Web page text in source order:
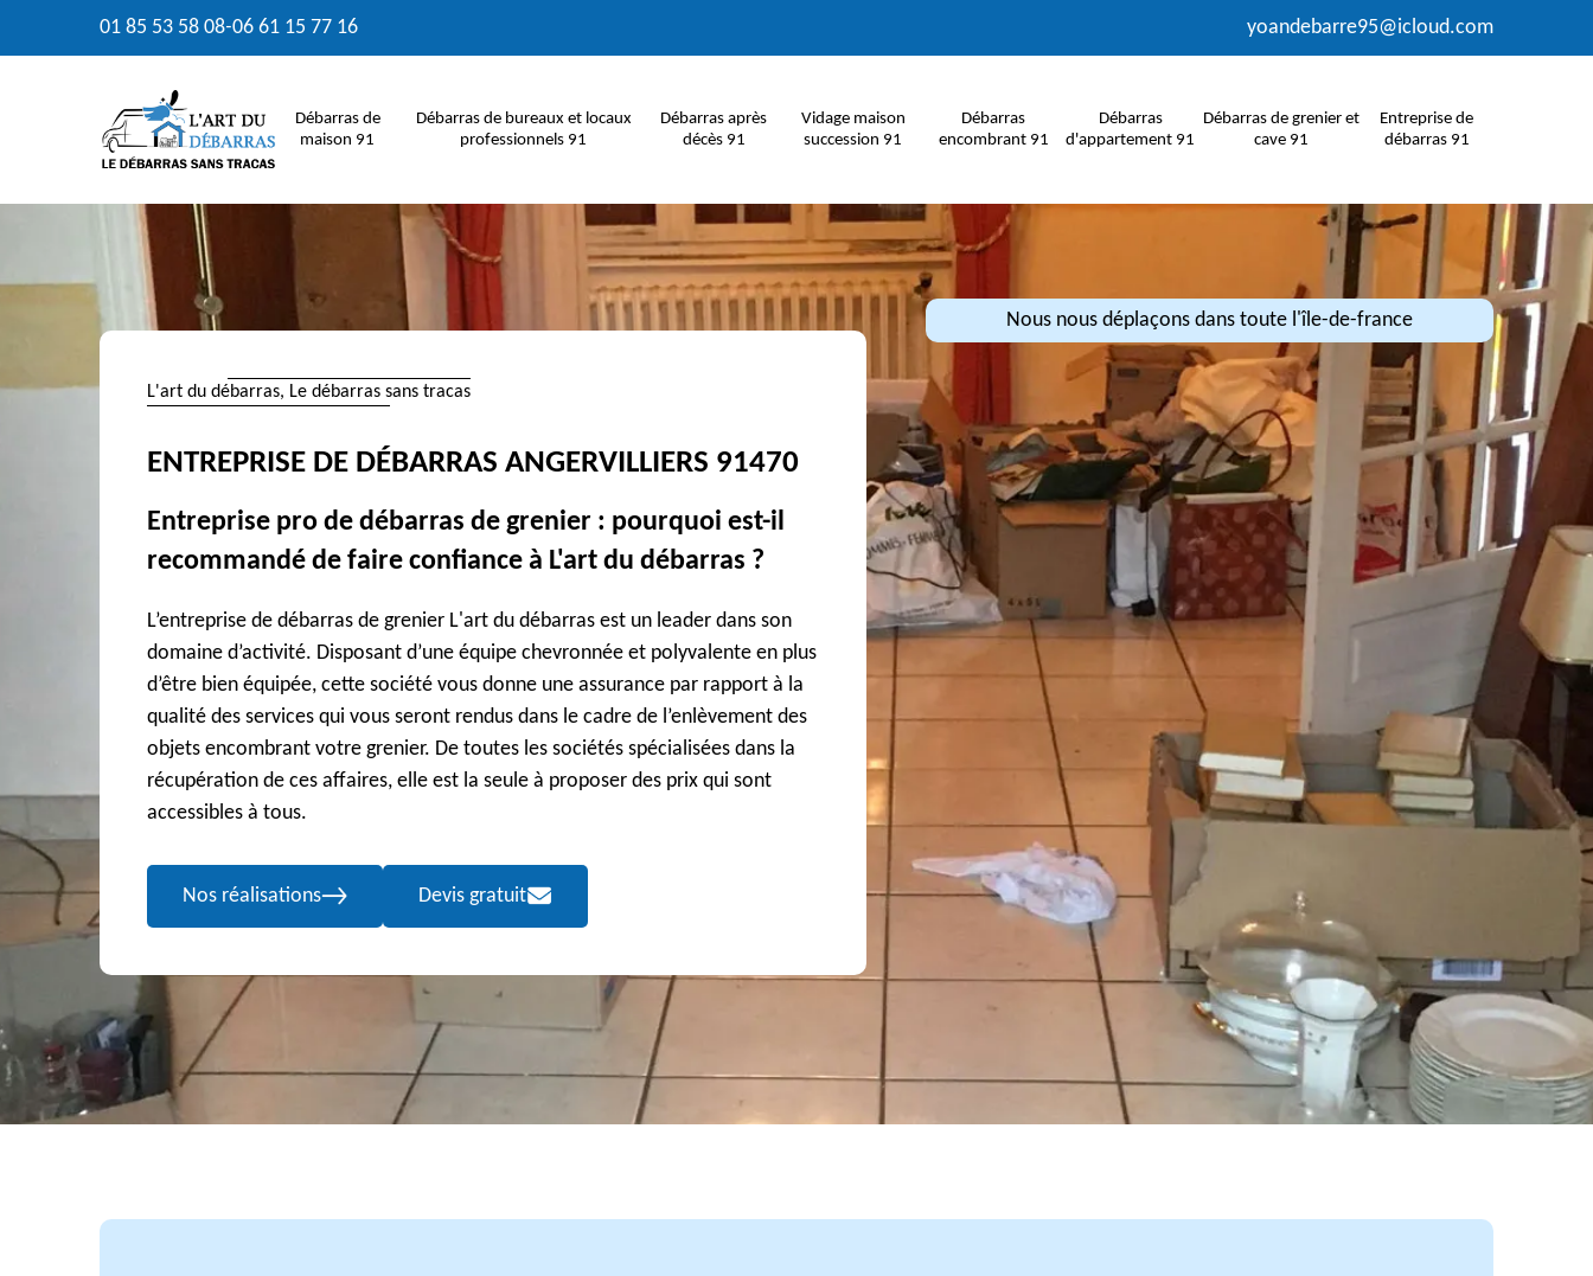
01 85 53 58 08-06 61 15 77 16 yoandebarre95@icloud.com
Débarras de
maison 91
Débarras de bureaux et locaux
professionnels 91
Débarras après
décès 91
Vidage maison
succession 91
Débarras
encombrant 91
Débarras
d'appartement 91
Débarras de grenier et
cave 91
Entreprise de
débarras 91
L'art du débarras, Le débarras sans tracas
ENTREPRISE DE DÉBARRAS ANGERVILLIERS 91470
Entreprise pro de débarras de grenier : pourquoi est-il
recommandé de faire confiance à L'art du débarras ?
L’entreprise de débarras de grenier L'art du débarras est un leader dans son
domaine d’activité. Disposant d’une équipe chevronnée et polyvalente en plus
d’être bien équipée, cette société vous donne une assurance par rapport à la
qualité des services qui vous seront rendus dans le cadre de l’enlèvement des
objets encombrant votre grenier. De toutes les sociétés spécialisées dans la
récupération de ces affaires, elle est la seule à proposer des prix qui sont
accessibles à tous.
Nos réalisations Devis gratuit
Nous nous déplaçons dans toute l'île-de-france